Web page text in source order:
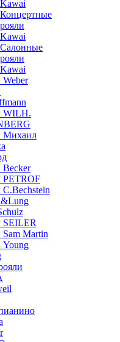
Kawai
Концертные
рояли
Kawai
Салонные
рояли
Kawai
Weber
WILH.
Михаил
Becker
PETROF
C.Bechstein
SEILER
Sam Martin
Young